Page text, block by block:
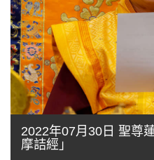
2022年07月30日 聖尊
摩詰經」